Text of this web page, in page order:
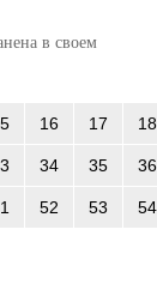
в своем
16 17 18
34 35 36
52 53 54